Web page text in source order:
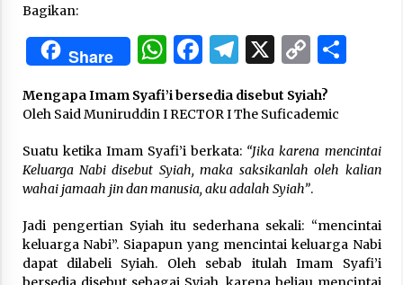
“One Piece”, Cara Barat Mengejar Mimpi
2 months ago
3 months ago
3 months ago
Bagikan:
Share WhatsApp
Facebook
Telegram
X Copy
Mengapa Imam Syafi’i bersedia disebut Syiah?
Oleh Said Muniruddin I RECTOR I The Suficademic
Suatu ketika Imam Syafi’i berkata: “Jika karena mencintai
Keluarga Nabi disebut Syiah, maka saksikanlah oleh kalian
wahai jamaah jin dan manusia, aku adalah Syiah”.
Jadi pengertian Syiah itu sederhana sekali: “mencintai
keluarga Nabi”. Siapapun yang mencintai keluarga Nabi
dapat dilabeli Syiah. Oleh sebab itulah Imam Syafi’i